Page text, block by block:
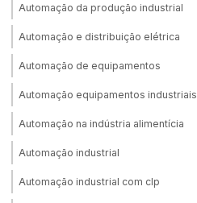
Automação da produção industrial
Automação e distribuição elétrica
Automação de equipamentos
Automação equipamentos industriais
Automação na indústria alimentícia
Automação industrial
Automação industrial com clp